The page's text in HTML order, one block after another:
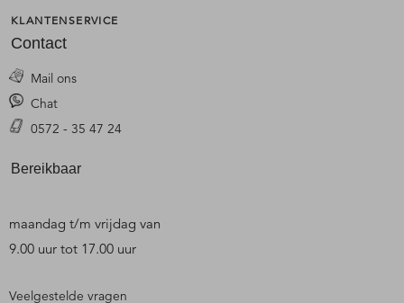
KLANTENSERVICE
Contact
Mail ons
Chat
0572 - 35 47 24
Bereikbaar
maandag t/m vrijdag van
9.00 uur tot 17.00 uur
Veelgestelde vragen